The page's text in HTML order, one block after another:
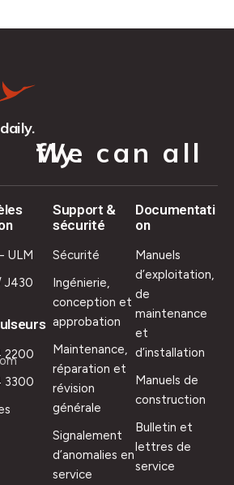
We can all fly.
ULM
J430
2200
3300
Support &
sécurité
Sécurité
Ingénierie,
conception et
approbation
Maintenance,
réparation et
révision
générale
Signalement
d’anomalies en
service
Documentati
on
Manuels
d’exploitation,
de
maintenance
et
d’installation
Manuels de
construction
Bulletin et
lettres de
service